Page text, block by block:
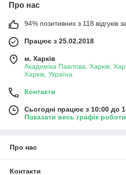
Про нас
94% позитивних з 118 відгуків
Працює з 25.02.2018
м. Харків
Академіка Павлова, Харків,
Харків, Україна
Контакти
Сьогодні працює з 10:00 до
Показати весь графік роботи
Про нас
Контакти